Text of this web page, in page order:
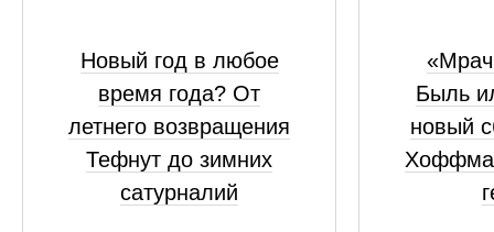
Новый год в любое
время года? От
летнего возвращения
Тефнут до зимних
сатурналий
Быль
новый